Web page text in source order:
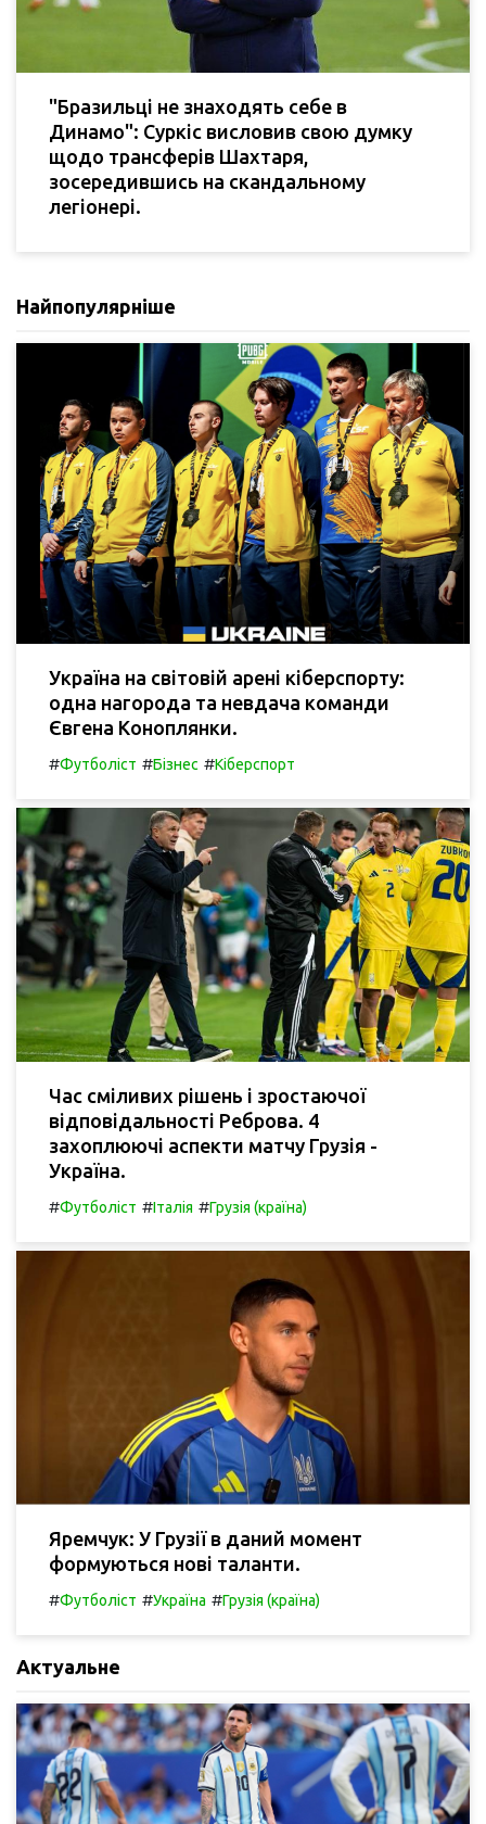
"Бразильці не знаходять себе в
Динамо": Суркіс висловив свою думку
щодо трансферів Шахтаря,
зосередившись на скандальному
легіонері.
Найпопулярніше
Україна на світовій арені кіберспорту:
одна нагорода та невдача команди
Євгена Коноплянки.
#Футболіст #Бізнес #Кіберспорт
Час сміливих рішень і зростаючої
відповідальності Реброва. 4
захоплюючі аспекти матчу Грузія -
Україна.
#Футболіст #Італія #Грузія (країна)
Яремчук: У Грузії в даний момент
формуються нові таланти.
#Футболіст #Україна #Грузія (країна)
Актуальне